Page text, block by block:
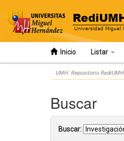
Inicio Listar
UMH: Repositorio RediUMH
Buscar
Buscar: